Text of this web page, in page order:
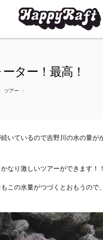
ター！最高！
ツアー
いているので吉野川の水の量が
なり激しいツアーができます！！
この水量がつづくとおもうので